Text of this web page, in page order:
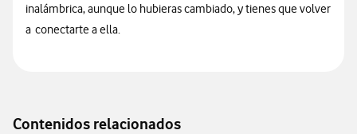
inalámbrica, aunque lo hubieras cambiado, y tienes que volver
a conectarte a ella.
Contenidos relacionados